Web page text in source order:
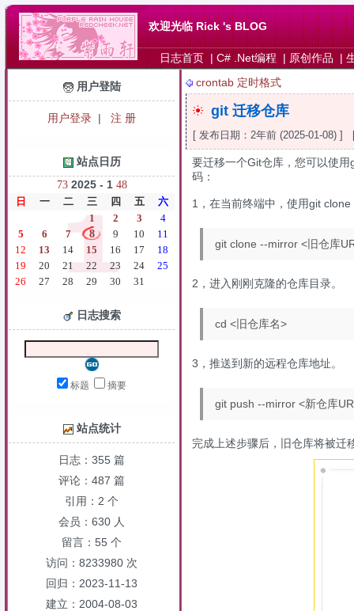
欢迎光临 Rick 's BLOG
日志首页| C# .Net编程 | 原创作品 |
用户登陆
用户登录 | 注 册
站点日历
73 2025 - 1 48
日
一 二 三 四 五
六
1
2 3
4
5
6 7 8 9 10
11
12
13 14 15 16 17
18
19
20 21 22 23 24
25
26
27 28 29 30 31
日志搜索
标题 摘要
站点统计
日志：355 篇
评论：487 篇
引用：2 个
会员：630 人
留言：55 个
访问：8233980 次
回归：2023-11-13
建立：2004-08-03
crontab 定时格式
git 迁移仓库
[ 发布日期：2年前 (2025-01-08) ]
要迁移一个Git仓库，您可以使
码：
1，在当前终端中，使用git
git clone --mirror <旧仓库
2，进入刚刚克隆的仓库目录。
cd <旧仓库名>
3，推送到新的远程仓库地址。
git push --mirror <新仓库
完成上述步骤后，旧仓库将被迁